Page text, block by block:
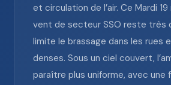
et circulation de l’air. Ce Mardi
vent de secteur SSO reste très
limite le brassage dans les rues
denses. Sous un ciel couvert,
paraître plus uniforme, avec une